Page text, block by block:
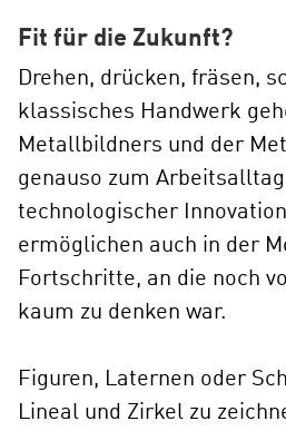
Fit für die Zukunft?
Drehen, drücken, fräsen,
klassisches Handwerk
Metallbildners und der
genauso zum
technologischer
ermöglichen auch in der
Fortschritte, an die noch
kaum zu denken war.
Figuren, Laternen oder
Lineal und Zirkel zu